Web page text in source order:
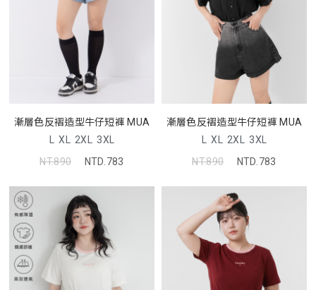
漸層色反褶造型牛仔短褲 MUA
L XL 2XL 3XL
NT.890
NTD.783
漸層色反褶造型牛仔短褲 MUA
L XL 2XL 3XL
NT.890
NTD.783